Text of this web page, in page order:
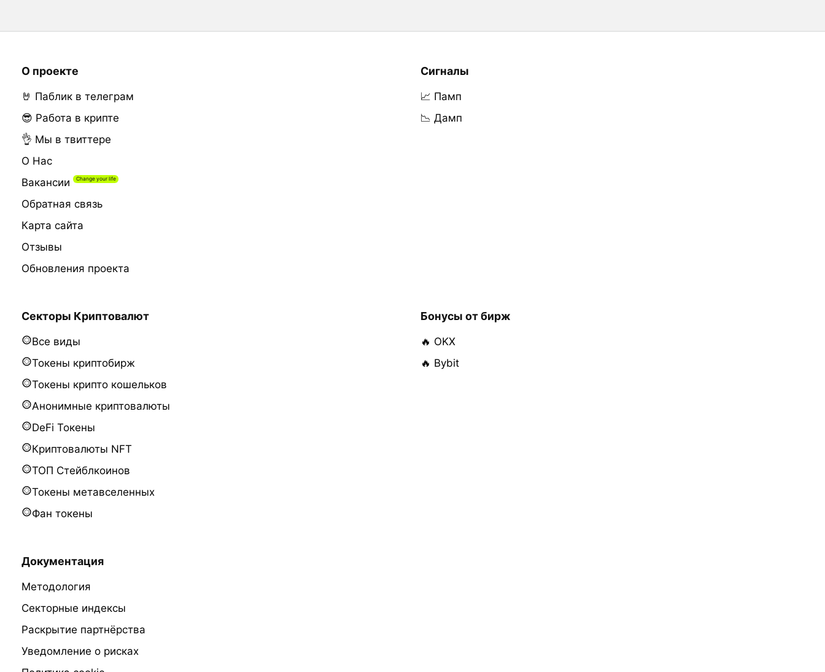
О проекте
🤘 Паблик в телеграм
😎 Работа в крипте
👌 Мы в твиттере
О Нас
Вакансии
Обратная связь
Карта сайта
Отзывы
Обновления проекта
Сигналы
📈 Памп
📉 Дамп
Секторы Криптовалют
Все виды
Токены криптобирж
Токены крипто кошельков
Анонимные криптовалюты
DeFi Токены
Криптовалюты NFT
ТОП Стейблкоинов
Токены метавселенных
Фан токены
Бонусы от бирж
🔥 OKX
🔥 Bybit
Документация
Методология
Секторные индексы
Раскрытие партнёрства
Уведомление о рисках